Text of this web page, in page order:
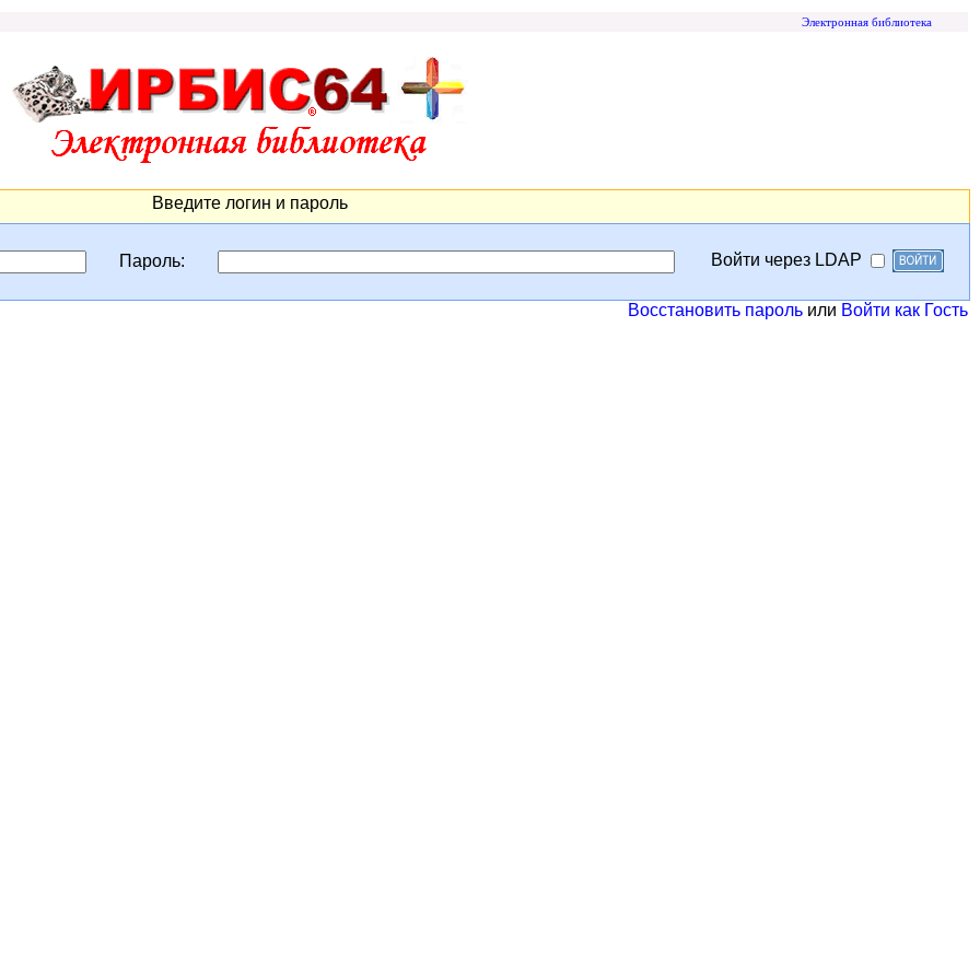
Электронная библиотека
Введите логин и пароль
Пароль: Войти через LDAP
Восстановить пароль или Войти как Гость